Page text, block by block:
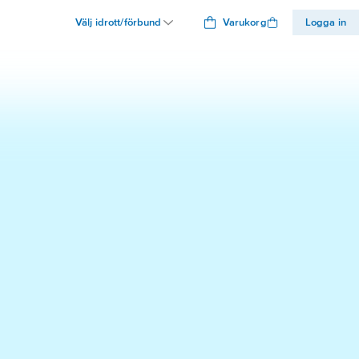
Välj idrott/förbund Varukorg Logga in